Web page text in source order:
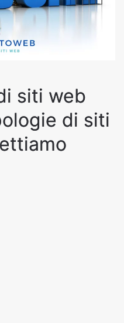
siti web
di siti